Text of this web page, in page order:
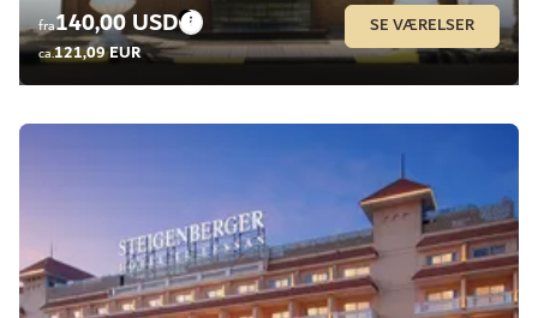
fra140,00 USD
ca.121,09 EUR
SE VÆRELSER